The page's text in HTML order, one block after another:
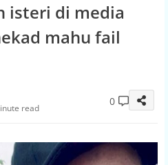
isteri di media
mahu fail
read
0